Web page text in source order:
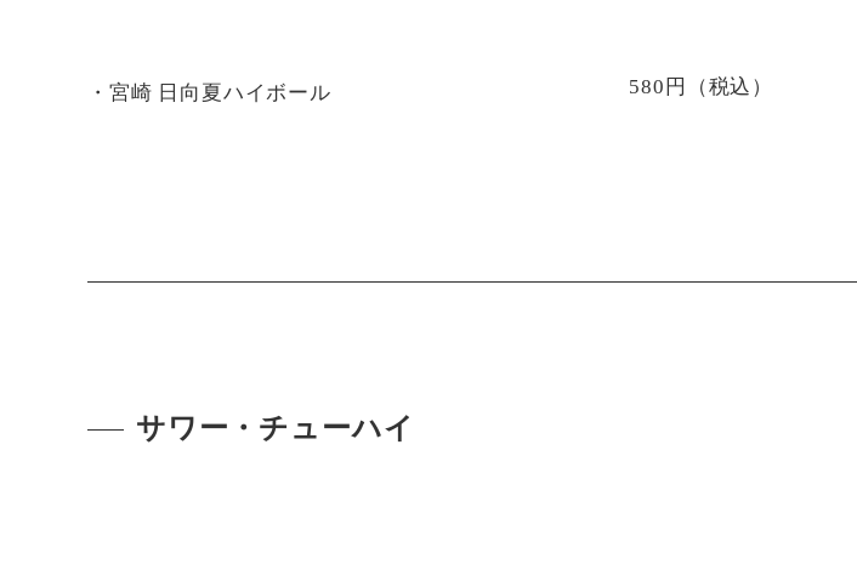
・宮崎 日向夏ハイボール 580円（税込）
サワー・チューハイ